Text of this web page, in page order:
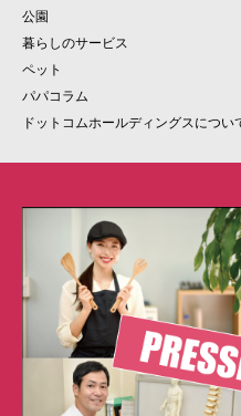
公園
暮らしのサービス
ペット
パパコラム
ドットコムホールディングスについ